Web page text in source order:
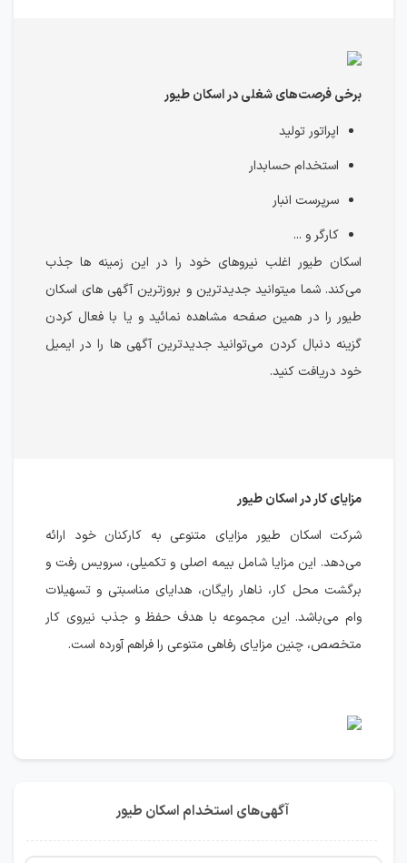
برخی فرصت‌های شغلی در اسکان طیور
اپراتور تولید
استخدام حسابدار
سرپرست انبار
کارگر و ...
اسکان طیور اغلب نیروهای خود را در این زمینه ها جذب
می‌کند. شما می‎توانید جدیدترین و بروزترین آگهی های اسکان
طیور را در همین صفحه مشاهده نمائید و یا با فعال کردن
گزینه دنبال کردن می‌توانید جدیدترین آگهی ها را در ایمیل
خود دریافت کنید.
مزایای کار در اسکان طیور
شرکت اسکان طیور مزایای متنوعی به کارکنان خود ارائه
می‌دهد. این مزایا شامل بیمه اصلی و تکمیلی، سرویس رفت و
برگشت محل کار، ناهار رایگان، هدایای مناسبتی و تسهیلات
وام می‌باشد. این مجموعه با هدف حفظ و جذب نیروی کار
متخصص، چنین مزایای رفاهی متنوعی را فراهم آورده است.
آگهی‌های استخدام اسکان طیور